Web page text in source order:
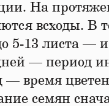
На
всходы. В
5-13 листа —
— период
— время
семян